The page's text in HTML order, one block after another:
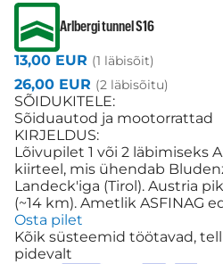
Arlbergi tunnel S16
13,00 EUR (1 läbisõit)
26,00 EUR (2 läbisõitu)
SÕIDUKITELE:
Sõiduautod ja mootorrattad
KIRJELDUS:
Lõivupilet 1 või 2 läbimiseks
kiirteel, mis ühendab
Landeck'iga (Tirol). Austria
(~14 km). Ametlik ASFINAG
Osta pilet
Kõik süsteemid töötavad,
pidevalt